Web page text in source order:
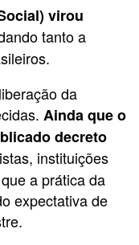
virou
tanto a
da
Ainda que o
decreto
instituições
a prática da
expectativa de